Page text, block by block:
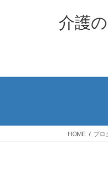
ス
ン
介護
HOME ブロ